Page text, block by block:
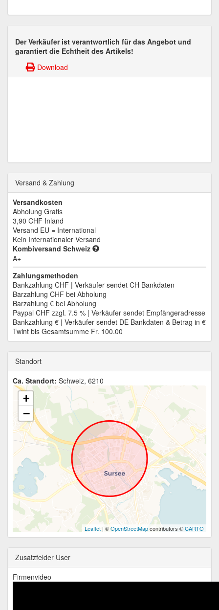
Der Verkäufer ist verantwortlich für das Angebot und
garantiert die Echtheit des Artikels!
Download
Versand & Zahlung
Versandkosten
Abholung Gratis
3,90 CHF Inland
Versand EU = International
Kein Internationaler Versand
Kombiversand Schweiz
A+
Zahlungsmethoden
Bankzahlung CHF | Verkäufer sendet CH Bankdaten
Barzahlung CHF bei Abholung
Barzahlung € bei Abholung
Paypal CHF zzgl. 7.5 % | Verkäufer sendet Empfängeradresse
Bankzahlung € | Verkäufer sendet DE Bankdaten & Betrag in €
Twint bis Gesamtsumme Fr. 100.00
Standort
Ca. Standort: Schweiz, 6210
+
−
Leaflet | ©OpenStreetMapcontributors ©CARTO
Zusatzfelder User
Firmenvideo